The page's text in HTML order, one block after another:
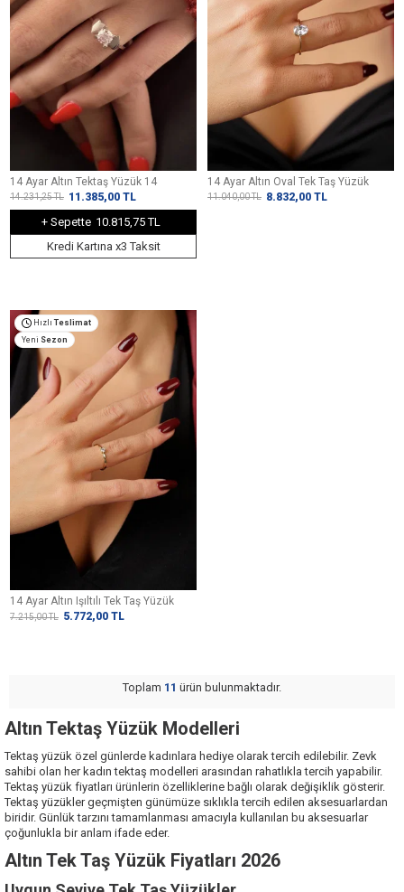
14 Ayar Altın Tektaş Yüzük 14
14.231,25TL 11.385,00 TL
+ Sepette 10.815,75 TL
Kredi Kartına x3 Taksit
14 Ayar Altın Oval Tek Taş Yüzük
11.040,00TL 8.832,00 TL
Hızlı Teslimat
Yeni Sezon
14 Ayar Altın Işıltılı Tek Taş Yüzük
7.215,00TL 5.772,00 TL
Toplam 11 ürün bulunmaktadır.
Altın Tektaş Yüzük Modelleri
Tektaş yüzük özel günlerde kadınlara hediye olarak tercih edilebilir. Zevk
sahibi olan her kadın tektaş modelleri arasından rahatlıkla tercih yapabilir.
Tektaş yüzük fiyatları ürünlerin özelliklerine bağlı olarak değişiklik gösterir.
Tektaş yüzükler geçmişten günümüze sıklıkla tercih edilen aksesuarlardan
biridir. Günlük tarzını tamamlanması amacıyla kullanılan bu aksesuarlar
çoğunlukla bir anlam ifade eder.
Altın Tek Taş Yüzük Fiyatları 2026